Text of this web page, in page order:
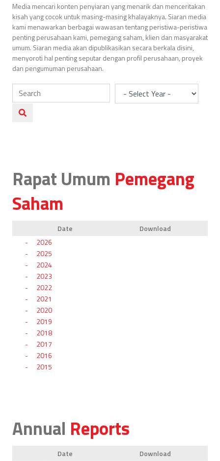
Media mencari konten penyiaran yang menarik dan menceritakan
kisah yang cocok untuk masing-masing khalayaknya. Siaran media
kami menawarkan berbagai wawasan tentang peristiwa-peristiwa
penting perusahaan kami, pemegang saham, klien dan masyarakat
umum. Siaran media akan dipublikasikan secara berkala disini,
menyoroti hal penting seputar dengan profil perusahaan, proyek
dan pengumuman perusahaan.
Rapat Umum Pemegang
Saham
Date
Download
2026
2025
2024
2023
2022
2021
2020
2019
2018
2017
2016
2015
Annual Reports
Date
Download